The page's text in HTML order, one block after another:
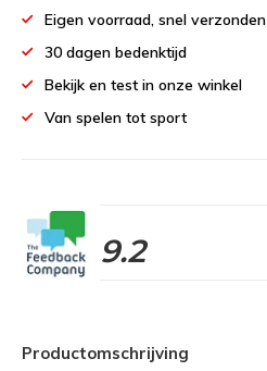
Eigen voorraad, snel verzonden
30 dagen bedenktijd
Bekijk en test in onze winkel
Van spelen tot sport
9.2
Productomschrijving